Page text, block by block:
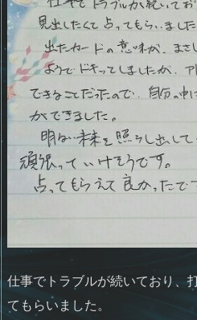
仕事でトラブルが続いており、
てもらいました。